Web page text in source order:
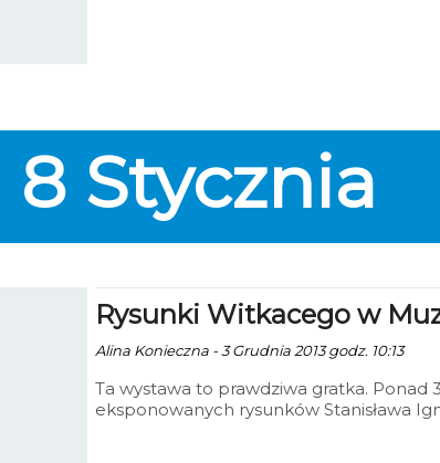
8 Stycznia
Rysunki Witkacego w
Alina Konieczna - 3 Grudnia 2013 godz. 10:13
Ta wystawa to prawdziwa gratka. Ponad
eksponowanych rysunków Stanisława